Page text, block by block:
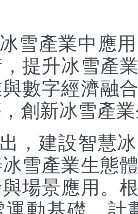
雪產業中應
提升冰雪產
數字經濟融
創新冰雪產
，建設智慧
雪產業生態
場景應用。
運動基礎，計